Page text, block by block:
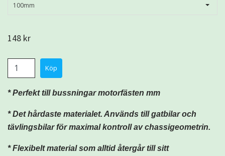
100mm
148 kr
* Perfekt till bussningar motorfästen mm
* Det hårdaste materialet. Används till gatbilar och
tävlingsbilar för maximal kontroll av chassigeometrin.
*Flexibelt material som alltid återgår till sitt